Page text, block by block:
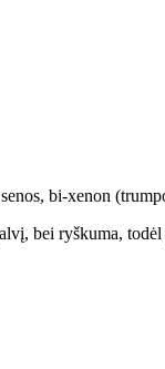
bi-xenon
bei ryškuma,